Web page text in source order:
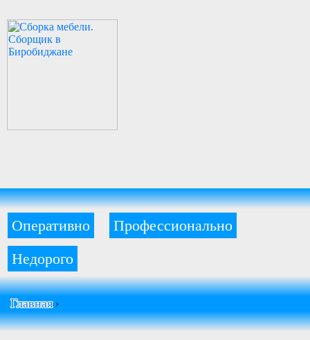
Оперативно
Профессионально
Недорого
Главная›